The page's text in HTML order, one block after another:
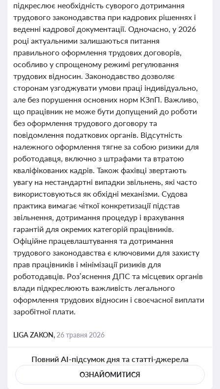
підкреслює необхідність суворого дотримання
трудового законодавства при кадрових рішеннях і
веденні кадрової документації. Одночасно, у 2026
році актуальними залишаються питання
правильного оформлення трудових договорів,
особливо у спрощеному режимі регулювання
трудових відносин. Законодавство дозволяє
сторонам узгоджувати умови праці індивідуально,
але без порушення основних норм КЗпП. Важливо,
що працівник не може бути допущений до роботи
без оформлення трудового договору та
повідомлення податкових органів. Відсутність
належного оформлення тягне за собою ризики для
роботодавця, включно з штрафами та втратою
кваліфікованих кадрів. Також фахівці звертають
увагу на нестандартні випадки звільнень, які часто
використовуються як обхідні механізми. Судова
практика вимагає чіткої конкретизації підстав
звільнення, дотримання процедур і врахування
гарантій для окремих категорій працівників.
Офіційне працевлаштування та дотримання
трудового законодавства є ключовими для захисту
прав працівників і мінімізації ризиків для
роботодавців. Роз’яснення ДПС та місцевих органів
влади підкреслюють важливість легального
оформлення трудових відносин і своєчасної виплати
заробітної плати.
LIGA ZAKON, 26 травня 2026
Повний AI-підсумок дня та статті-джерела
ОЗНАЙОМИТИСЯ